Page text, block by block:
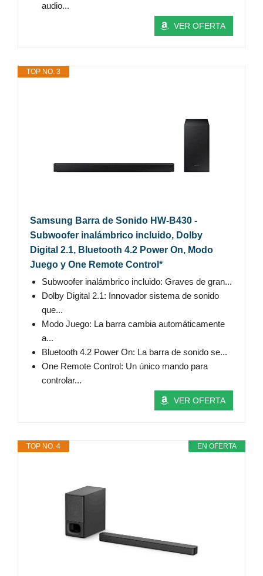
audio...
VER OFERTA
TOP NO. 3
Samsung Barra de Sonido HW-B430 -
Subwoofer inalámbrico incluido, Dolby
Digital 2.1, Bluetooth 4.2 Power On, Modo
Juego y One Remote Control*
Subwoofer inalámbrico incluido: Graves de gran...
Dolby Digital 2.1: Innovador sistema de sonido
que...
Modo Juego: La barra cambia automáticamente
a...
Bluetooth 4.2 Power On: La barra de sonido se...
One Remote Control: Un único mando para
controlar...
VER OFERTA
EN OFERTA
TOP NO. 4